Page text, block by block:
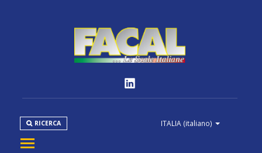
ITALIA (italiano)
RICERCA